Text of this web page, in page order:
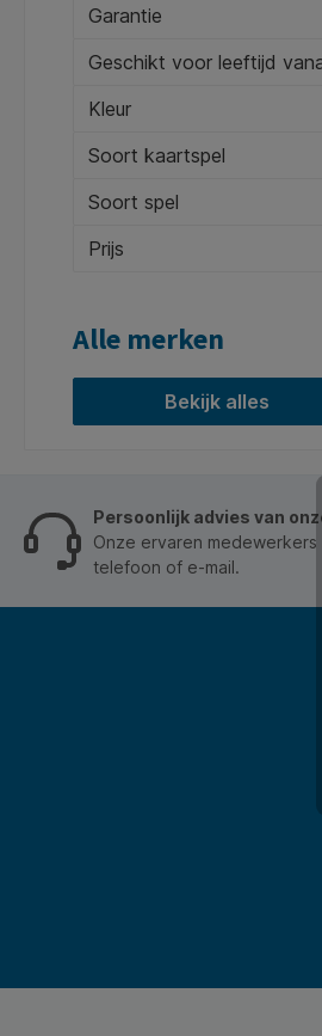
Garantie
Geschikt voor leeftijd
Kleur
Soort kaartspel
Soort spel
Prijs
Alle merken
Bekijk alles
Persoonlijk advies van
Onze ervaren
telefoon of e-mail.